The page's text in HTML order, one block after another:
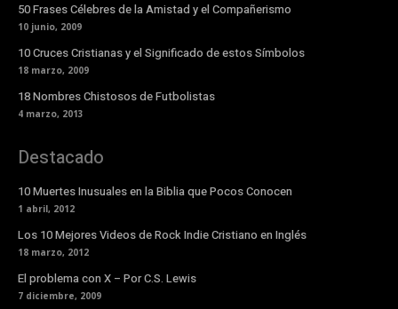
50 Frases Célebres de la Amistad y el Compañerismo
10 junio, 2009
10 Cruces Cristianas y el Significado de estos Símbolos
18 marzo, 2009
18 Nombres Chistosos de Futbolistas
4 marzo, 2013
Destacado
10 Muertes Inusuales en la Biblia que Pocos Conocen
1 abril, 2012
Los 10 Mejores Videos de Rock Indie Cristiano en Inglés
18 marzo, 2012
El problema con X – Por C.S. Lewis
7 diciembre, 2009